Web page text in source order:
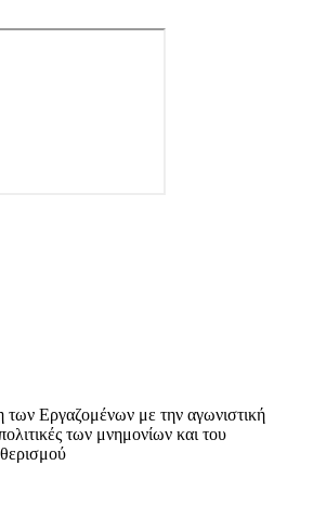
Εργαζομένων με την αγωνιστική
των μνημονίων και του